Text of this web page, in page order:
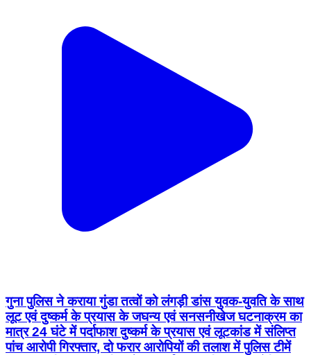
गुना पुलिस ने कराया गुंडा तत्वों को लंगड़ी डांस युवक-युवति के साथ
लूट एवं दुष्कर्म के प्रयास के जघन्य एवं सनसनीखेज घटनाक्रम का
मात्र 24 घंटे में पर्दाफाश दुष्कर्म के प्रयास एवं लूटकांड में संलिप्त
पांच आरोपी गिरफ्तार, दो फरार आरोपियों की तलाश में पुलिस टीमें